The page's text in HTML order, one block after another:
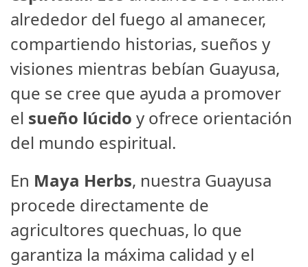
alrededor del fuego al amanecer,
compartiendo historias, sueños y
visiones mientras bebían Guayusa,
que se cree que ayuda a promover
el sueño lúcido y ofrece orientación
del mundo espiritual.
En Maya Herbs, nuestra Guayusa
procede directamente de
agricultores quechuas, lo que
garantiza la máxima calidad y el